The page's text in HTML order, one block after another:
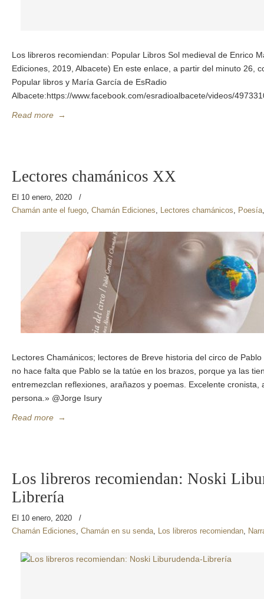
Los libreros recomiendan: Popular Libros Sol medieval de Enrico
Ediciones, 2019, Albacete) En este enlace, a partir del minuto 26,
Popular libros y María García de EsRadio
Albacete:https://www.facebook.com/esradioalbacete/videos/
Read more →
Lectores chamánicos XX
El 10 enero, 2020
/
Chamán ante el fuego, Chamán Ediciones, Lectores chamánicos, Poesía
Lectores Chamánicos; lectores de Breve historia del circo de
no hace falta que Pablo se la tatúe en los brazos, porque ya las
entremezclan reflexiones, arañazos y poemas. Excelente cronista,
persona.» @Jorge Isury
Read more →
Los libreros recomiendan: Noski
Librería
El 10 enero, 2020
/
Chamán Ediciones, Chamán en su senda, Los libreros recomiendan,